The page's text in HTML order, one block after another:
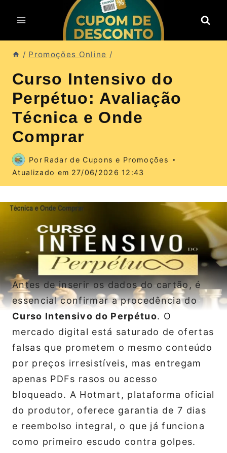
para
o
Conteúdo
/ Promoções Online /
Curso Intensivo do
Perpétuo: Avaliação
Técnica e Onde
Comprar
Por Radar de Cupons e Promoções
Atualizado em 27/06/2026 12:43
Antes de inserir os dados do cartão, é
essencial confirmar a procedência do
Curso Intensivo do Perpétuo. O
mercado digital está saturado de ofertas
falsas que prometem o mesmo conteúdo
por preços irresistíveis, mas entregam
apenas PDFs rasos ou acesso
bloqueado. A Hotmart, plataforma oficial
do produtor, oferece garantia de 7 dias
e reembolso integral, o que já funciona
como primeiro escudo contra golpes.